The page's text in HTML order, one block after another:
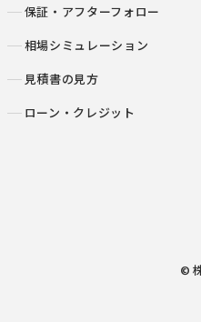
保証・アフターフォロー
相場シミュレーション
見積書の見方
ローン・クレジット
©